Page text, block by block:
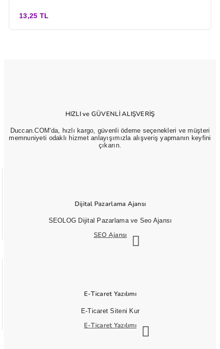
13,25 TL
HIZLI ve GÜVENLİ ALIŞVERİŞ
Duccan.COM'da, hızlı kargo, güvenli ödeme seçenekleri ve müşteri
memnuniyeti odaklı hizmet anlayışımızla alışveriş yapmanın keyfini
çıkarın.
Dijital Pazarlama Ajansı
SEOLOG Dijital Pazarlama ve Seo Ajansı
SEO Ajansı
E-Ticaret Yazılımı
E-Ticaret Siteni Kur
E-Ticaret Yazılımı